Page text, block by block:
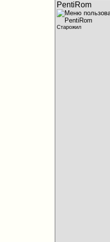
PentiRom
Старожил